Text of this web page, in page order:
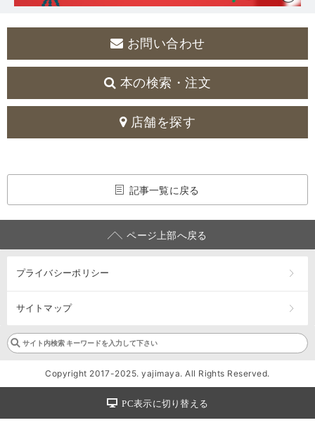
お問い合わせ
本の検索・注文
店舗を探す
記事一覧に戻る
ページ上部へ戻る
プライバシーポリシー
サイトマップ
Copyright 2017-2025. yajimaya. All Rights Reserved.
PC表示に切り替える